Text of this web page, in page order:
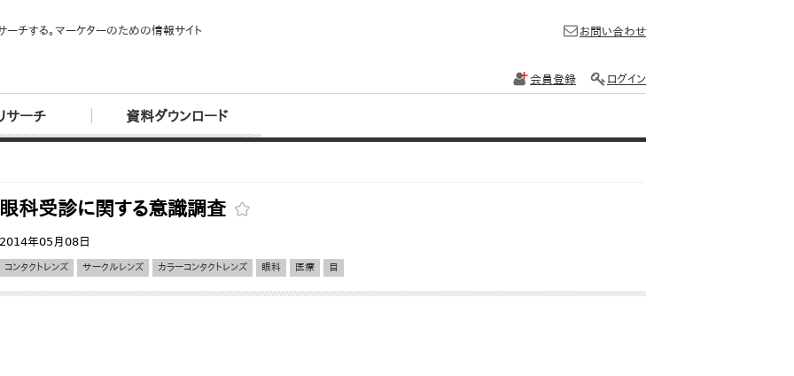
ーチする。マーケターのための情報サイト
サーチ 資料ダウンロード
お問い合わせ
会員登録 ログイン
眼科受診に関する意識調査
2014年05月08日
コンタクトレンズ サークルレンズ カラーコンタクトレンズ 眼科 医療 目